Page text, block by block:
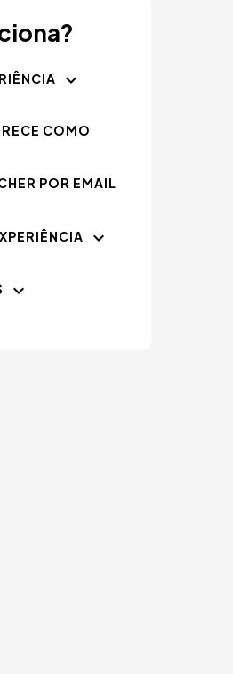
COMO
POR EMAIL